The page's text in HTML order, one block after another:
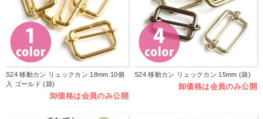
S24 移動カン リュックカン 18mm 10個
入 ゴールド (袋)
卸価格は会員のみ公開
S24 移動カン リュックカン 15mm (袋)
卸価格は会員のみ公開